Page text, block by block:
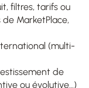
filtres, tarifs ou
MarketPlace,
(multi-
de
ou évolutive…)